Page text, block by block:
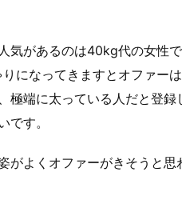
気があるのは40kg代の女性
になってきますとオファー
極端に太っている人だと登
です。
がよくオファーがきそうと